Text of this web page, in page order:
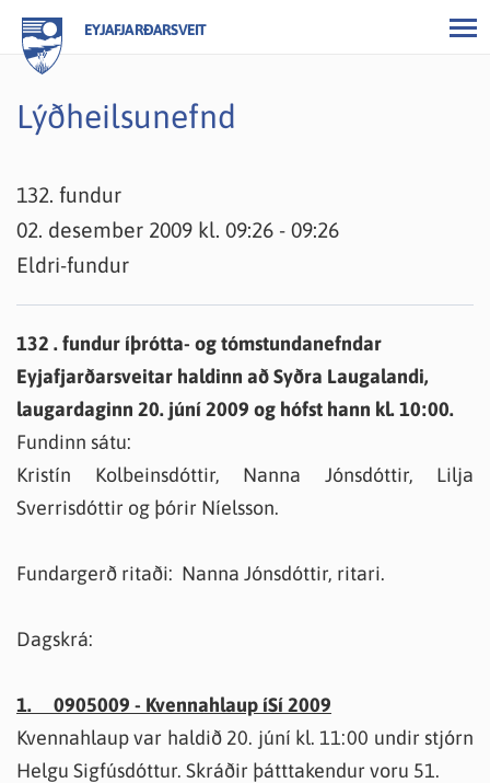
EYJAFJARÐARSVEIT
Lýðheilsunefnd
132. fundur
02. desember 2009 kl. 09:26 - 09:26
Eldri-fundur
132 . fundur íþrótta- og tómstundanefndar
Eyjafjarðarsveitar haldinn að Syðra Laugalandi,
laugardaginn 20. júní 2009 og hófst hann kl. 10:00.
Fundinn sátu:
Kristín Kolbeinsdóttir, Nanna Jónsdóttir, Lilja
Sverrisdóttir og þórir Níelsson.
Fundargerð ritaði: Nanna Jónsdóttir, ritari.
Dagskrá:
1. 0905009 - Kvennahlaup íSí 2009
Kvennahlaup var haldið 20. júní kl. 11:00 undir stjórn
Helgu Sigfúsdóttur. Skráðir þátttakendur voru 51.